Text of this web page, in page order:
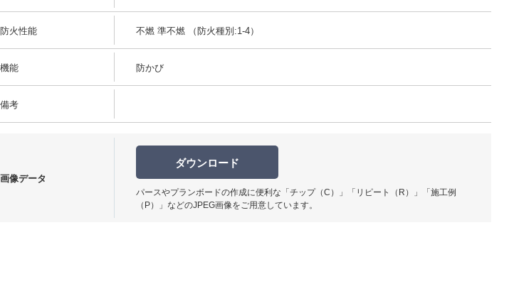
柄パターン
防火性能 不燃 準不燃 （防火種別:1-4）
機能 防かび
備考
画像データ
ダウンロード
パースやプランボードの作成に便利な「チップ（C）」「リピート（R）」「施工例
（P）」などのJPEG画像をご用意しています。